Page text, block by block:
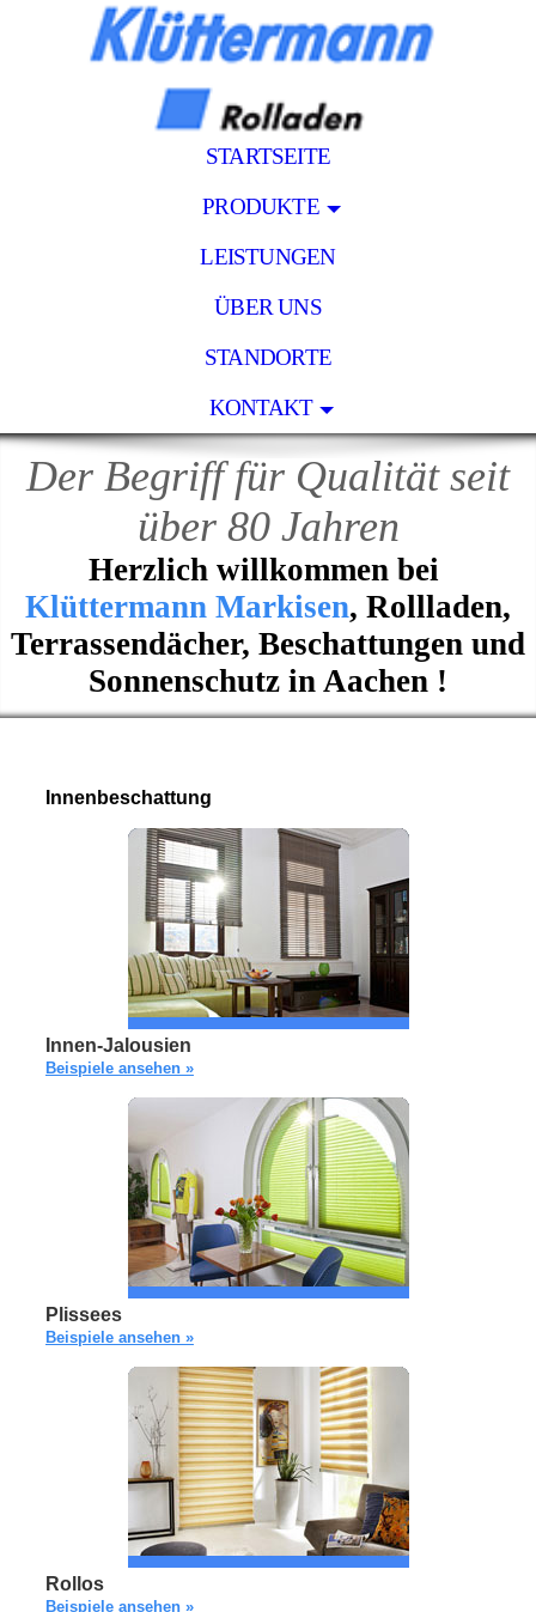
STARTSEITE
PRODUKTE
LEISTUNGEN
ÜBER UNS
STANDORTE
KONTAKT
Der Begriff für Qualität seit
über 80 Jahren
Herzlich willkommen bei
Klüttermann Markisen, Rollladen,
Terrassendächer, Beschattungen und
Sonnenschutz in Aachen !
Innenbeschattung
Innen-Jalousien
Beispiele ansehen »
Plissees
Beispiele ansehen »
Rollos
Beispiele ansehen »